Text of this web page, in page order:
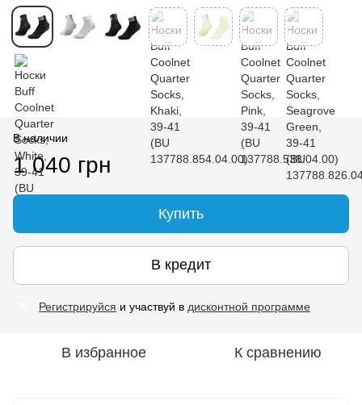
В наличии
1 040 грн
Купить
В кредит
Регистрируйся и участвуй в дисконтной программе
В избранное К сравнению